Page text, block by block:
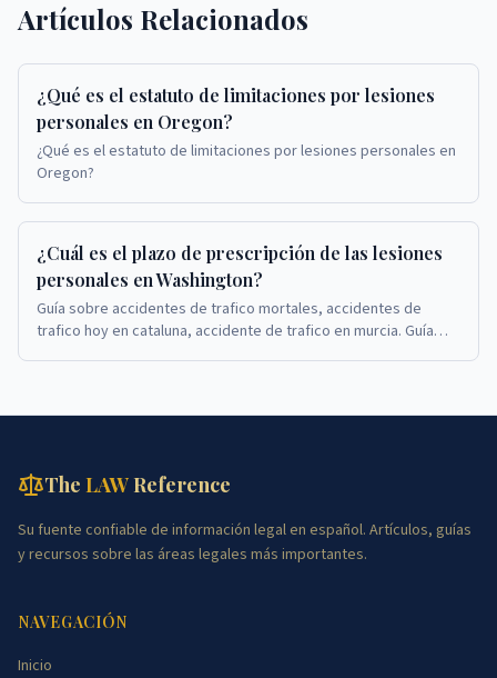
Artículos Relacionados
¿Qué es el estatuto de limitaciones por lesiones
personales en Oregon?
¿Qué es el estatuto de limitaciones por lesiones personales en
Oregon?
¿Cuál es el plazo de prescripción de las lesiones
personales en Washington?
Guía sobre accidentes de trafico mortales, accidentes de
trafico hoy en cataluna, accidente de trafico en murcia. Guía
The LAWReference
Su fuente confiable de información legal en español. Artículos, guías
y recursos sobre las áreas legales más importantes.
NAVEGACIÓN
Inicio